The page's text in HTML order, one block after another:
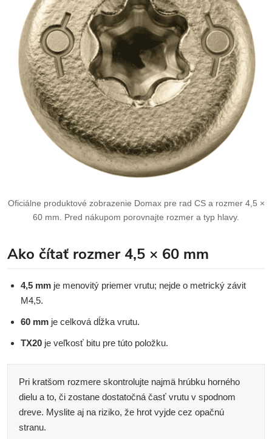
Oficiálne produktové zobrazenie Domax pre rad CS a rozmer 4,5 ×
60 mm. Pred nákupom porovnajte rozmer a typ hlavy.
Ako čítať rozmer 4,5 × 60 mm
4,5 mm je menovitý priemer vrutu; nejde o metrický závit
M4,5.
60 mm je celková dĺžka vrutu.
TX20 je veľkosť bitu pre túto položku.
Pri kratšom rozmere skontrolujte najmä hrúbku horného
dielu a to, či zostane dostatočná časť vrutu v spodnom
dreve. Myslite aj na riziko, že hrot vyjde cez opačnú
stranu.